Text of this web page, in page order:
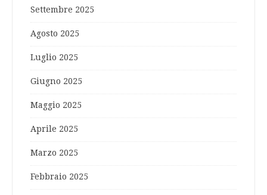
Settembre 2025
Agosto 2025
Luglio 2025
Giugno 2025
Maggio 2025
Aprile 2025
Marzo 2025
Febbraio 2025